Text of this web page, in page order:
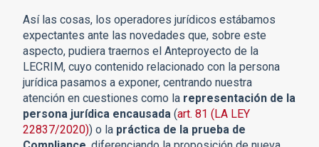
Así las cosas, los operadores jurídicos estábamos
expectantes ante las novedades que, sobre este
aspecto, pudiera traernos el Anteproyecto de la
LECRIM, cuyo contenido relacionado con la persona
jurídica pasamos a exponer, centrando nuestra
atención en cuestiones como la representación de la
persona jurídica encausada (art. 81 (LA LEY
22837/2020)) o la práctica de la prueba de